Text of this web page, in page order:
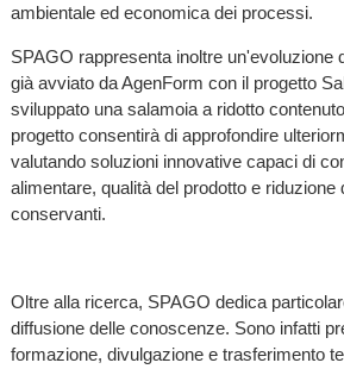
ambientale ed economica dei processi.
SPAGO rappresenta inoltre un'evoluzione
già avviato da AgenForm con il progetto
sviluppato una salamoia a ridotto
progetto consentirà di approfondire
valutando soluzioni innovative capaci di
alimentare, qualità del prodotto e riduzione
conservanti.
Oltre alla ricerca, SPAGO dedica
diffusione delle conoscenze. Sono infatti
formazione, divulgazione e trasferimento